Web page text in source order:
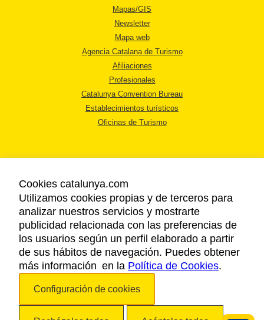
Mapas/GIS
Newsletter
Mapa web
Agencia Catalana de Turismo
Afiliaciones
Profesionales
Catalunya Convention Bureau
Establecimientos turísticos
Oficinas de Turismo
AVISO LEGAL
POLÍTICA DE PRIVACIDAD
COOKIES
ACCESSIBILIDAD
Copyright © 2026. Agencia Catalana de Turismo. Todos los derechos
Cookies catalunya.com
Utilizamos cookies propias y de terceros para
analizar nuestros servicios y mostrarte
publicidad relacionada con las preferencias de
los usuarios según un perfil elaborado a partir
de sus hábitos de navegación. Puedes obtener
más información en la Política de Cookies.
Configuración de cookies